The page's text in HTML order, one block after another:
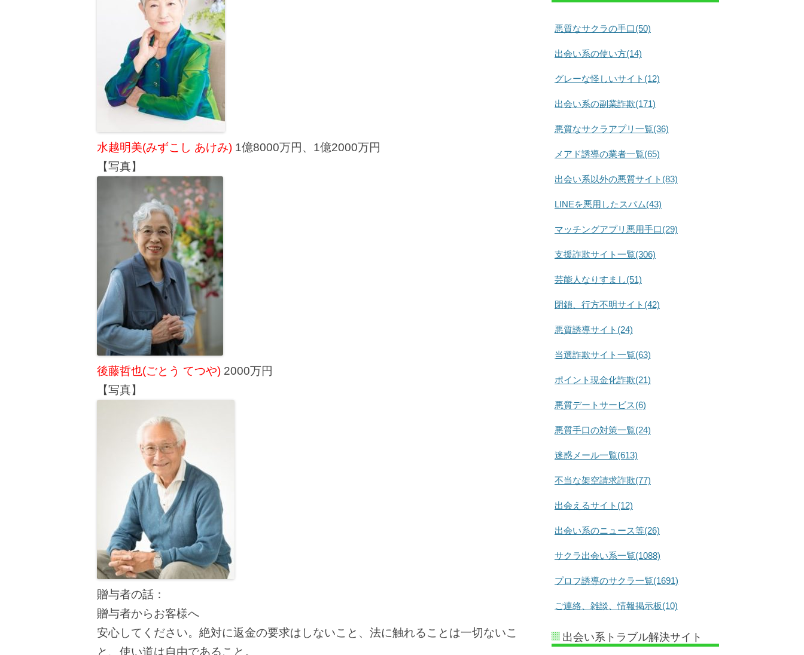
水越明美(みずこし あけみ) 1億8000万円、1億2000万円
【写真】
後藤哲也(ごとう てつや) 2000万円
【写真】
贈与者の話：
贈与者からお客様へ
安心してください。絶対に返金の要求はしないこと、法に触れることは一切ないこ
と、使い道は自由であること。
悪質なサクラの手口(50)
出会い系の使い方(14)
グレーな怪しいサイト(12)
出会い系の副業詐欺(171)
悪質なサクラアプリ一覧(36)
メアド誘導の業者一覧(65)
出会い系以外の悪質サイト(83)
LINEを悪用したスパム(43)
マッチングアプリ悪用手口(29)
支援詐欺サイト一覧(306)
芸能人なりすまし(51)
閉鎖、行方不明サイト(42)
悪質誘導サイト(24)
当選詐欺サイト一覧(63)
ポイント現金化詐欺(21)
悪質デートサービス(6)
悪質手口の対策一覧(24)
迷惑メール一覧(613)
不当な架空請求詐欺(77)
出会えるサイト(12)
出会い系のニュース等(26)
サクラ出会い系一覧(1088)
プロフ誘導のサクラ一覧(1691)
ご連絡、雑談、情報掲示板(10)
出会い系トラブル解決サイト